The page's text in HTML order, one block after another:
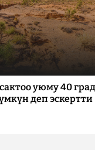
уюму 40
деп эскертти